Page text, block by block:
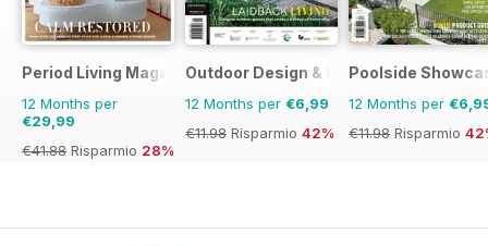
Period Living Magazine
12 Months per
€29,99
€41.88 Risparmio 28%
Outdoor Design & Living
12 Months per €6,99
€11.98 Risparmio 42%
Poolside
12 Months per
€11.98 Risparmio